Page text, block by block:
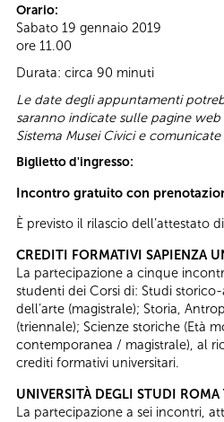
Orario:
Sabato 19 gennaio 2019
ore 11.00
Durata: circa 90 minuti
Le date degli appuntamenti
saranno indicate sulle pagine
Sistema Musei Civici e
Biglietto d'ingresso:
Incontro gratuito con
È previsto il rilascio dell’attestato
CREDITI FORMATIVI SAPIENZA
La partecipazione a cinque
studenti dei Corsi di: Studi
dell’arte (magistrale); Storia,
(triennale); Scienze storiche (Età
contemporanea / magistrale), al
crediti formativi universitari.
UNIVERSITÀ DEGLI STUDI ROMA
La partecipazione a sei incontri,